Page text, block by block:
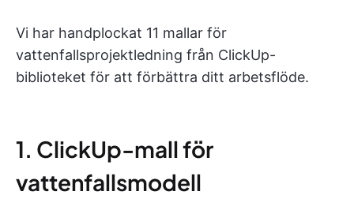
Vi har handplockat 11 mallar för
vattenfallsprojektledning från ClickUp-
biblioteket för att förbättra ditt arbetsflöde.
1. ClickUp-mall för
vattenfallsmodell